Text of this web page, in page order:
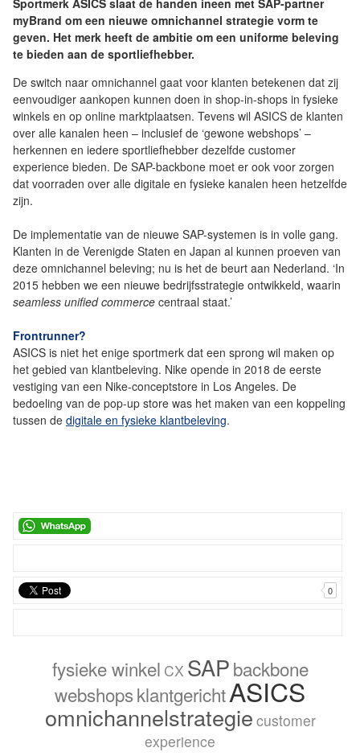
Sportmerk ASICS slaat de handen ineen met SAP-partner
myBrand om een nieuwe omnichannel strategie vorm te
geven. Het merk heeft de ambitie om een uniforme beleving
te bieden aan de sportliefhebber.
De switch naar omnichannel gaat voor klanten betekenen dat zij
eenvoudiger aankopen kunnen doen in shop-in-shops in fysieke
winkels en op online marktplaatsen. Tevens wil ASICS de klanten
over alle kanalen heen – inclusief de ‘gewone webshops’ –
herkennen en iedere sportliefhebber dezelfde customer
experience bieden. De SAP-backbone moet er ook voor zorgen
dat voorraden over alle digitale en fysieke kanalen heen hetzelfde
zijn.
De implementatie van de nieuwe SAP-systemen is in volle gang.
Klanten in de Verenigde Staten en Japan al kunnen proeven van
deze omnichannel beleving; nu is het de beurt aan Nederland. ‘In
2015 hebben we een nieuwe bedrijfsstrategie ontwikkeld, waarin
seamless unified commerce centraal staat.’
Frontrunner?
ASICS is niet het enige sportmerk dat een sprong wil maken op
het gebied van klantbeleving. Nike opende in 2018 de eerste
vestiging van een Nike-conceptstore in Los Angeles. De
bedoeling van de pop-up store was het maken van een koppeling
tussen de digitale en fysieke klantbeleving.
0
fysieke winkel CX SAPbackbone
webshopsklantgerichtASICS
omnichannelstrategie customer
experience